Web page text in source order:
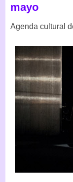
mayo
Agenda cultural